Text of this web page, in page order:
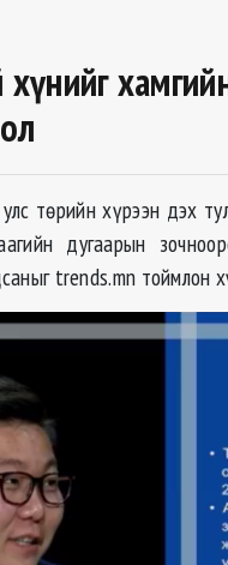
төрийн хүрээн дэх
дугаарын
trends.mn тоймлон